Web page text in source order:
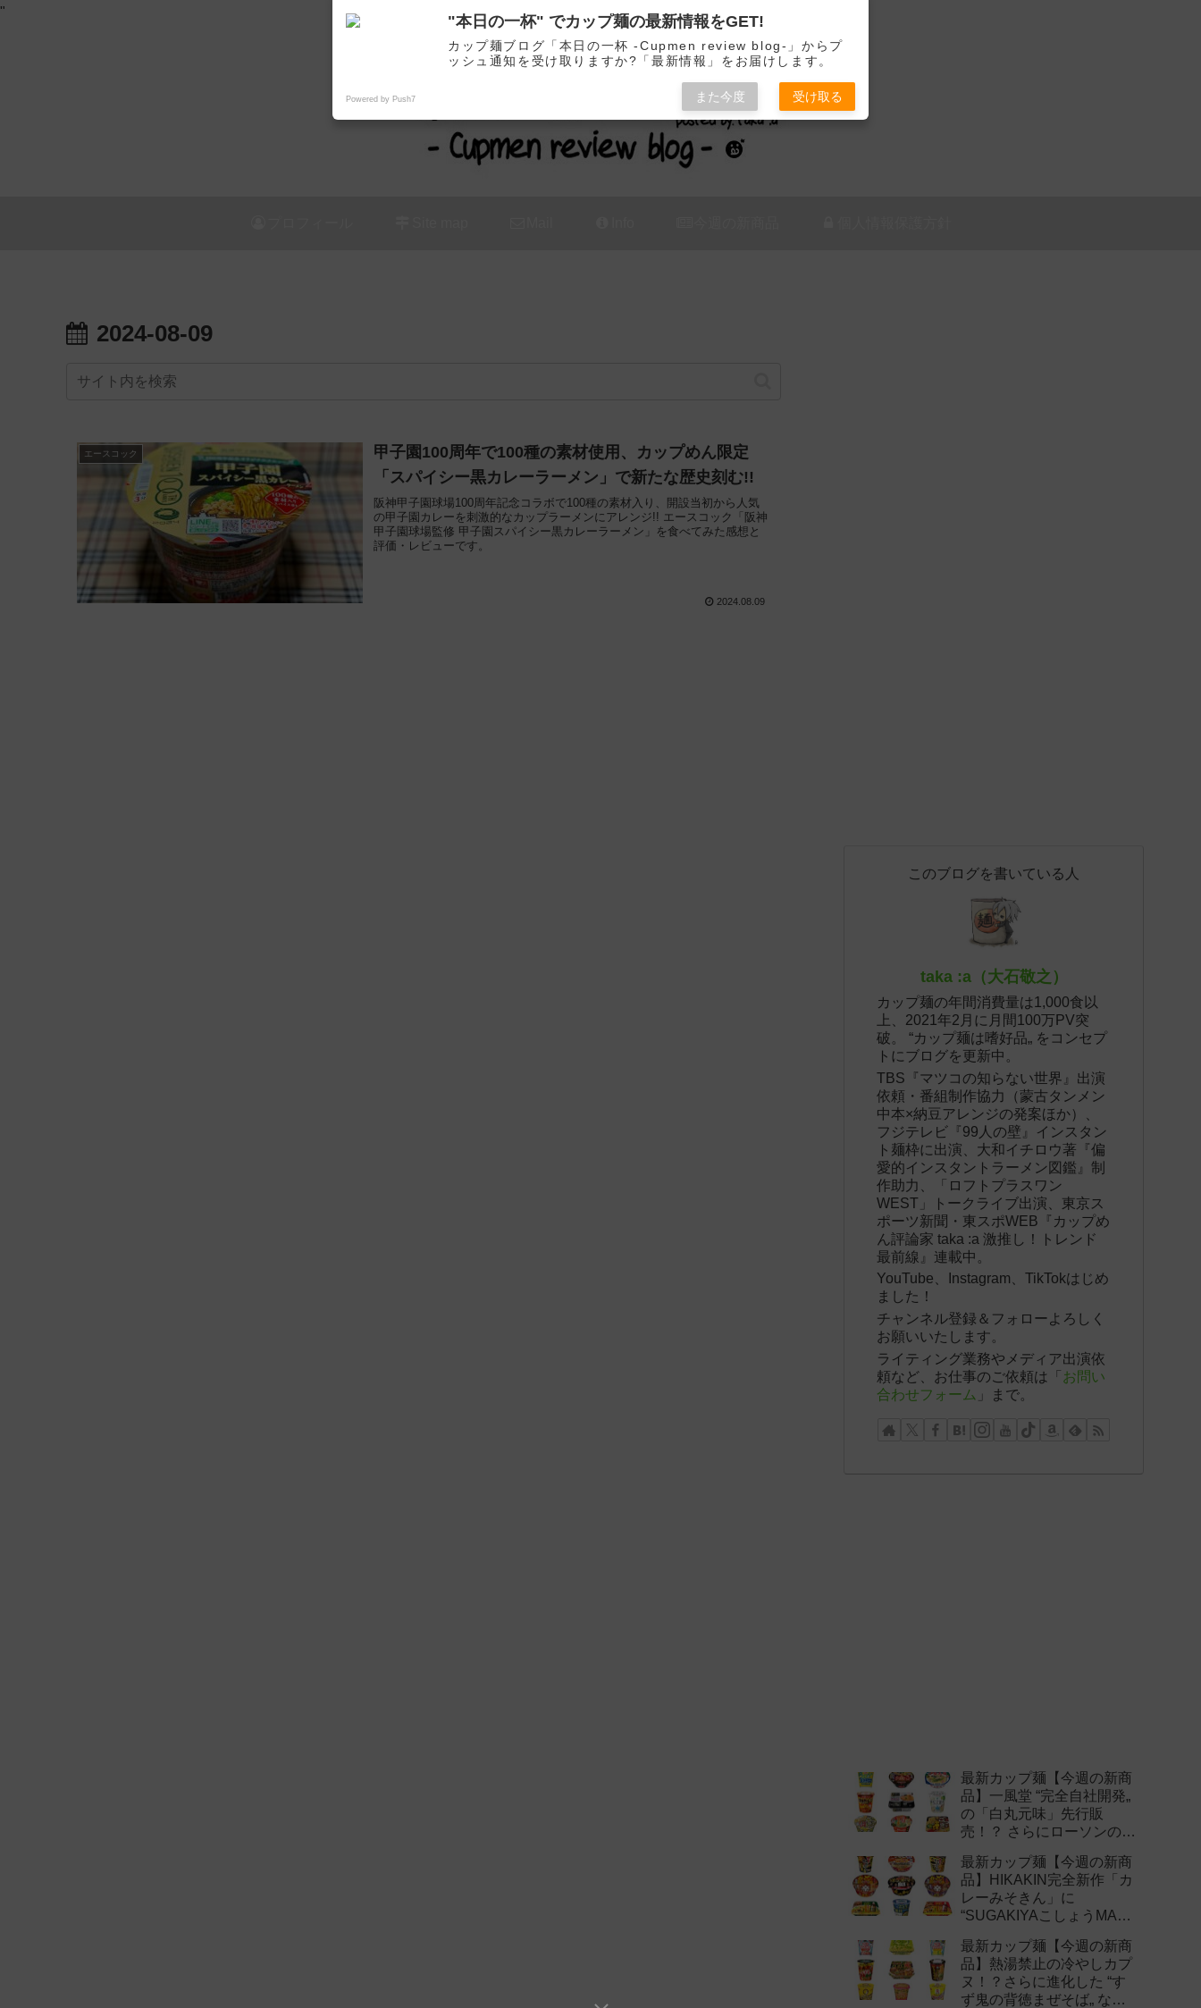
"
カップ麺の新商品をレビュー / アレンジするブログ
2024-08-09
エースコック
甲子園100周年で100種の素材使用、カップめん限定
「スパイシー黒カレーラーメン」で新たな歴史刻む!!
阪神甲子園球場100周年記念コラボで100種の素材入り、開設当初から人気
の甲子園カレーを刺激的なカップラーメンにアレンジ!! エースコック「阪神
甲子園球場監修 甲子園スパイシー黒カレーラーメン」を食べてみた感想と
評価・レビューです。
2024.08.09
このブログを書いている人
taka :a（大石敬之）
カップ麺の年間消費量は1,000食以
上、2021年2月に月間100万PV突
破。 “カップ麺は嗜好品„ をコンセプ
トにブログを更新中。
TBS『マツコの知らない世界』出演
依頼・番組制作協力（蒙古タンメン
中本×納豆アレンジの発案ほか）、
フジテレビ『99人の壁』インスタン
ト麺枠に出演、大和イチロウ著『偏
愛的インスタントラーメン図鑑』制
作助力、「ロフトプラスワン
WEST」トークライブ出演、東京ス
ポーツ新聞・東スポWEB『カップめ
ん評論家 taka :a 激推し！トレンド
最前線』連載中。
YouTube、Instagram、TikTokはじめ
ました！
チャンネル登録＆フォローよろしく
お願いいたします。
ライティング業務やメディア出演依
頼など、お仕事のご依頼は「 お問い
合わせフォーム 」まで。
最新カップ麺【今週の新商
品】一風堂 “完全自社開発„
の「白丸元味」先行販
売！？ さらにローソンの激
新作まとめ！
最新カップ麺【今週の新商
品】HIKAKIN完全新作「カ
レーみそきん」に
“SUGAKIYAこしょうMAX„
最新カップ麺【今週の新商
品】熱湯禁止の冷やしカプ
ヌ！？さらに進化した “す
ず鬼の背徳まぜそば„ など
"本日の一杯" でカップ麺の最新情報をGET!
カップ麺ブログ「本日の一杯 -Cupmen review blog-」からプ
ッシュ通知を受け取りますか?「最新情報」をお届けします。
Powered by Push7 また今度 受け取る